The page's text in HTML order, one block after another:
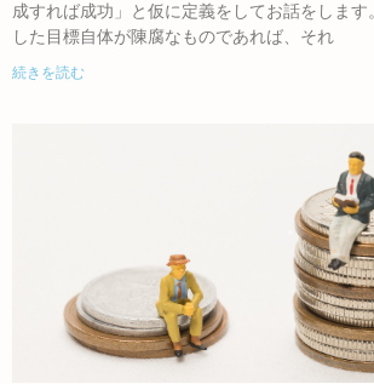
成すれば成功」と仮に定義をしてお話をしま
した目標自体が陳腐なものであれば、それ
続きを読む